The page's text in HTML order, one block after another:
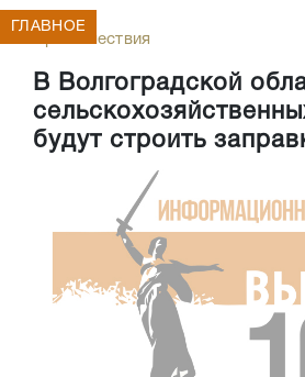
Происшествия
В Волгоградской
будут строить
ГЛАВНОЕ